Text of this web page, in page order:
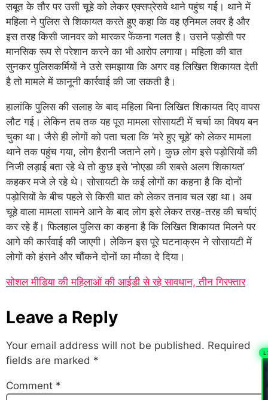
सबूत के तौर पर उसी चूहे को लेकर एक्सप्रेसवे थाने पहुंच गई। थाने में
महिला ने पुलिस से शिकायत करते हुए कहा कि वह एनिमल लवर है और
इस तरह किसी जानवर को मारकर फेंकना गलत है। उसने पड़ोसी पर
मानसिक रूप से परेशान करने का भी आरोप लगाया। महिला की बात
सुनकर पुलिसकर्मियों ने उसे समझाया कि अगर वह लिखित शिकायत देती
है तो मामले में कानूनी कार्रवाई की जा सकती है।
हालांकि पुलिस की सलाह के बाद महिला बिना लिखित शिकायत दिए वापस
लौट गई। लेकिन तब तक यह पूरा मामला सोसायटी में चर्चा का विषय बन
चुका था। जैसे ही लोगों को पता चला कि ‘मरे हुए चूहे’ को लेकर मामला
थाने तक पहुंच गया, लोग हैरानी जताने लगे। कुछ लोग इसे पड़ोसियों की
निजी लड़ाई बता रहे थे तो कुछ इसे ‘नोएडा की सबसे अलग शिकायत’
कहकर मजे ले रहे थे। सोसायटी के कई लोगों का कहना है कि दोनों
पड़ोसियों के बीच पहले से किसी बात को लेकर तनाव चल रहा था। अब
चूहे वाला मामला सामने आने के बाद लोग इसे लेकर तरह-तरह की चर्चाएं
कर रहे हैं। फिलहाल पुलिस का कहना है कि लिखित शिकायत मिलने पर
आगे की कार्रवाई की जाएगी। लेकिन इस पूरे घटनाक्रम ने सोसायटी में
लोगों को हंसने और चौंकने दोनों का मौका दे दिया।
सोशल मीडिया की महिलाओं की आईडी से रहे सावधान, तीन गिरफ्तार
Leave a Reply
Your email address will not be published. Required
fields are marked *
Comment *